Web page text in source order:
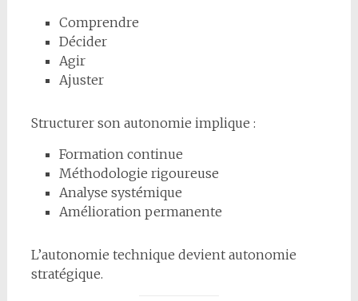
Comprendre
Décider
Agir
Ajuster
Structurer son autonomie implique :
Formation continue
Méthodologie rigoureuse
Analyse systémique
Amélioration permanente
L’autonomie technique devient autonomie
stratégique.